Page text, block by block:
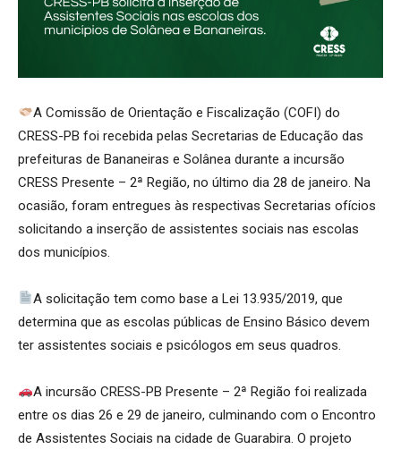
A Comissão de Orientação e Fiscalização (COFI) do
CRESS-PB foi recebida pelas Secretarias de Educação das
prefeituras de Bananeiras e Solânea durante a incursão
CRESS Presente – 2ª Região, no último dia 28 de janeiro. Na
ocasião, foram entregues às respectivas Secretarias ofícios
solicitando a inserção de assistentes sociais nas escolas
dos municípios.
A solicitação tem como base a Lei 13.935/2019, que
determina que as escolas públicas de Ensino Básico devem
ter assistentes sociais e psicólogos em seus quadros.
A incursão CRESS-PB Presente – 2ª Região foi realizada
entre os dias 26 e 29 de janeiro, culminando com o Encontro
de Assistentes Sociais na cidade de Guarabira. O projeto